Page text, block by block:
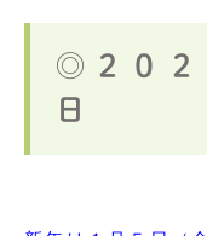
◎２０２
日